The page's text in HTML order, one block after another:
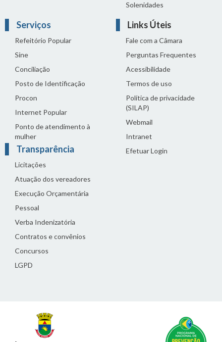
Solenidades
Serviços
Refeitório Popular
Sine
Conciliação
Posto de Identificação
Procon
Internet Popular
Ponto de atendimento à
mulher
Transparência
Licitações
Atuação dos vereadores
Execução Orçamentária
Pessoal
Verba Indenizatória
Contratos e convênios
Concursos
LGPD
Links Úteis
Fale com a Câmara
Perguntas Frequentes
Acessibilidade
Termos de uso
Política de privacidade
(SILAP)
Webmail
Intranet
Efetuar Login